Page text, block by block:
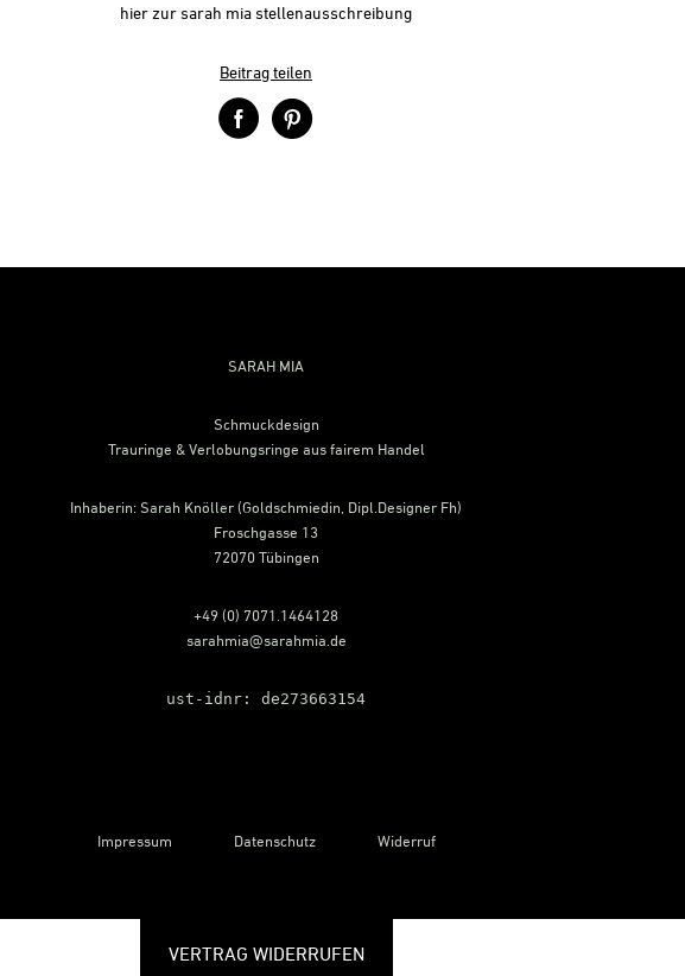
hier zur sarah mia stellenausschreibung
Beitrag teilen
SARAH MIA
Schmuckdesign
Trauringe & Verlobungsringe aus fairem Handel
Inhaberin: Sarah Knöller (Goldschmiedin, Dipl.Designer Fh)
Froschgasse 13
72070 Tübingen
+49 (0) 7071.1464128
sarahmia@sarahmia.de
ust-idnr: de273663154
Impressum Datenschutz Widerruf
VERTRAG WIDERRUFEN